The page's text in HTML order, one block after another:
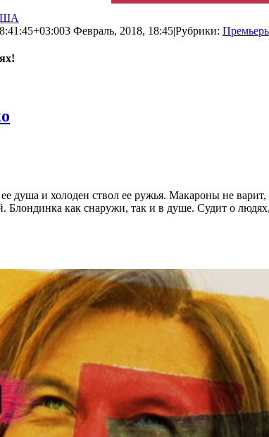
3 Февраль, 2018, 18:45|Рубрики:
душа и холоден ствол ее ружья. Макароны не
Блондинка как снаружи, так и в душе. Судит о